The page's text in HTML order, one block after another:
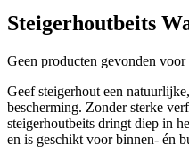
Steigerhoutbeits
Geen producten gevonden voor
Geef steigerhout een
bescherming. Zonder sterke
steigerhoutbeits dringt diep in
en is geschikt voor binnen- én